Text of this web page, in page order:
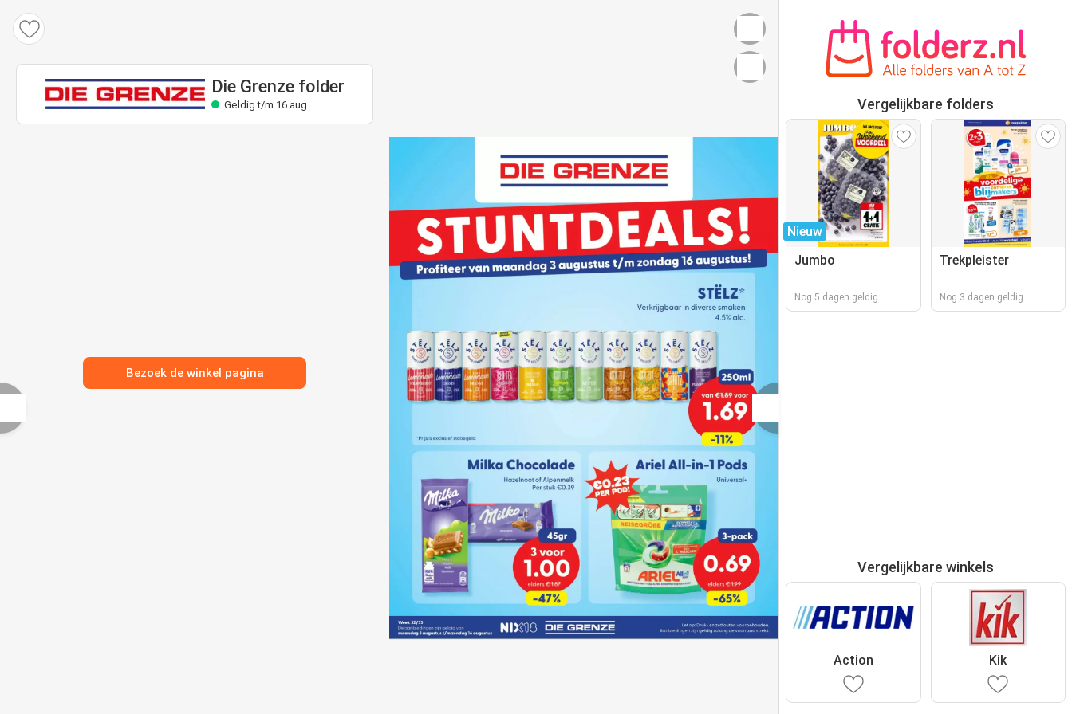
Die Grenze folder
Geldig t/m 16 aug
Bezoek de winkel pagina
Vergelijkbare folders
Nieuw
Jumbo
Nog 5 dagen geldig
Trekpleister
Nog 3 dagen geldig
Vergelijkbare winkels
Action Kik